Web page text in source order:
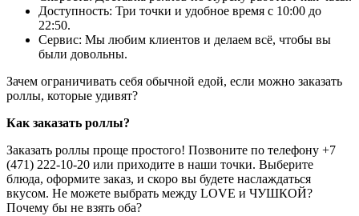
Доступность: Три точки и удобное время с 10:00 до
22:50.
Сервис: Мы любим клиентов и делаем всё, чтобы вы
были довольны.
Зачем ограничивать себя обычной едой, если можно заказать
роллы, которые удивят?
Как заказать роллы?
Заказать роллы проще простого! Позвоните по телефону +7
(471) 222-10-20 или приходите в наши точки. Выберите
блюда, оформите заказ, и скоро вы будете наслаждаться
вкусом. Не можете выбрать между LOVE и ЧУШКОЙ?
Почему бы не взять оба?